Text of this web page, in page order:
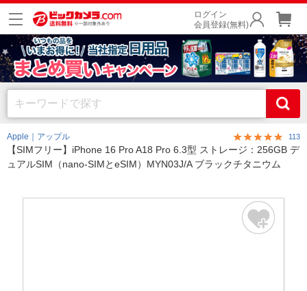
ログイン
会員登録(無料)
Apple｜アップル 113
【SIMフリー】iPhone 16 Pro A18 Pro 6.3型 ストレージ：256GB デ
ュアルSIM（nano-SIMとeSIM）MYN03J/A ブラックチタニウム